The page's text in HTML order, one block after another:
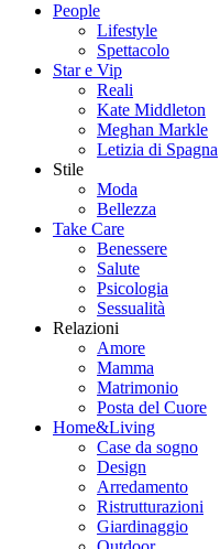
People
Lifestyle
Spettacolo
Star e Vip
Reali
Kate Middleton
Meghan Markle
Letizia di Spagna
Stile
Moda
Bellezza
Take Care
Benessere
Salute
Psicologia
Sessualità
Relazioni
Amore
Mamma
Matrimonio
Posta del Cuore
Home&Living
Case da sogno
Design
Arredamento
Ristrutturazioni
Giardinaggio